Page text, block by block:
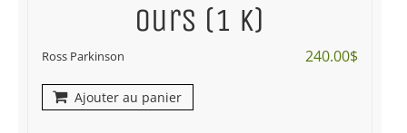
ours (1 K)
Ross Parkinson 240.00$
Ajouter au panier